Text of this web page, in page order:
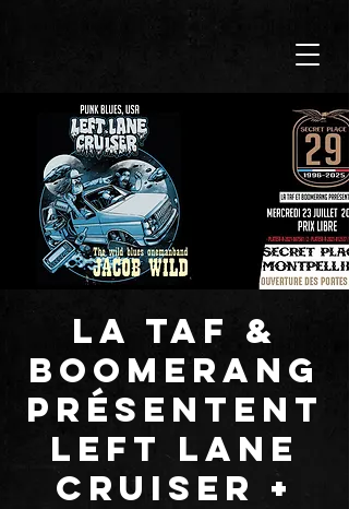
La TAF &
BOOMERANG
présentent
LEFT LANE
CRUISER +